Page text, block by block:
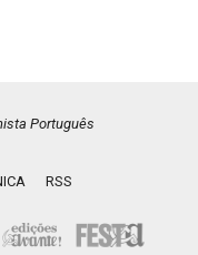
Português
RSS